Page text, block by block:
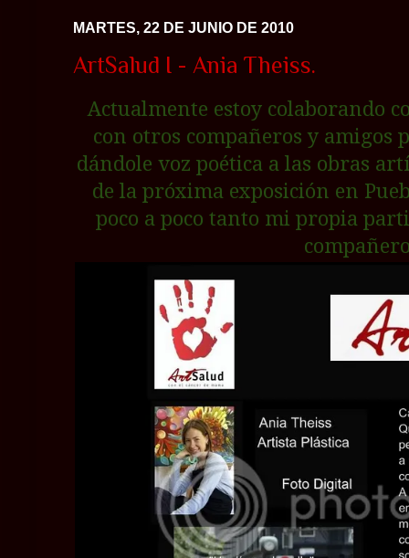
MARTES, 22 DE JUNIO DE 2010
ArtSalud I - Ania Theiss.
Actualmente estoy colaborando
con otros compañeros y amigos
dándole voz poética a las obras
de la próxima exposición en
poco a poco tanto mi propia